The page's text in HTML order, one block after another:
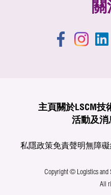
主頁 關於LSCM技
活動及消
私隱政策免責聲明無障
Copyright © Logistics and
All